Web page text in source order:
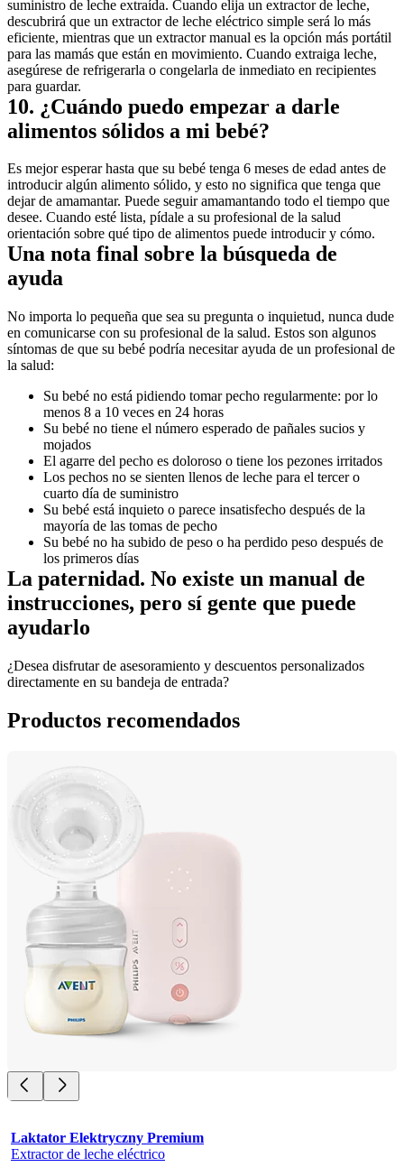
suministro de leche extraída. Cuando elija un extractor de leche,
descubrirá que un extractor de leche eléctrico simple será lo más
eficiente, mientras que un extractor manual es la opción más portátil
para las mamás que están en movimiento. Cuando extraiga leche,
asegúrese de refrigerarla o congelarla de inmediato en recipientes
para guardar.
10. ¿Cuándo puedo empezar a darle
alimentos sólidos a mi bebé?
Es mejor esperar hasta que su bebé tenga 6 meses de edad antes de
introducir algún alimento sólido, y esto no significa que tenga que
dejar de amamantar. Puede seguir amamantando todo el tiempo que
desee. Cuando esté lista, pídale a su profesional de la salud
orientación sobre qué tipo de alimentos puede introducir y cómo.
Una nota final sobre la búsqueda de
ayuda
No importa lo pequeña que sea su pregunta o inquietud, nunca dude
en comunicarse con su profesional de la salud. Estos son algunos
síntomas de que su bebé podría necesitar ayuda de un profesional de
la salud:
Su bebé no está pidiendo tomar pecho regularmente: por lo
menos 8 a 10 veces en 24 horas
Su bebé no tiene el número esperado de pañales sucios y
mojados
El agarre del pecho es doloroso o tiene los pezones irritados
Los pechos no se sienten llenos de leche para el tercer o
cuarto día de suministro
Su bebé está inquieto o parece insatisfecho después de la
mayoría de las tomas de pecho
Su bebé no ha subido de peso o ha perdido peso después de
los primeros días
La paternidad. No existe un manual de
instrucciones, pero sí gente que puede
ayudarlo
¿Desea disfrutar de asesoramiento y descuentos personalizados
directamente en su bandeja de entrada?
Productos recomendados
Laktator Elektryczny Premium
Extractor de leche eléctrico